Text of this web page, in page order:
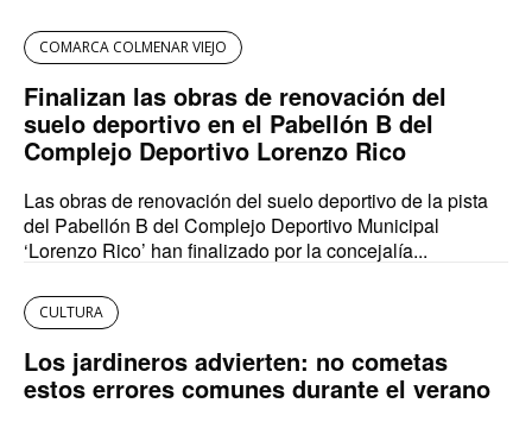
COMARCA COLMENAR VIEJO
Finalizan las obras de renovación del
suelo deportivo en el Pabellón B del
Complejo Deportivo Lorenzo Rico
Las obras de renovación del suelo deportivo de la pista
del Pabellón B del Complejo Deportivo Municipal
‘Lorenzo Rico’ han finalizado por la concejalía...
CULTURA
Los jardineros advierten: no cometas
estos errores comunes durante el verano